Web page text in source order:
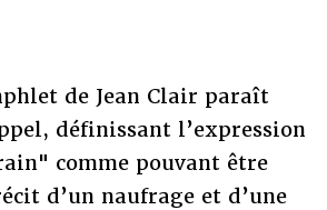
de Jean Clair paraît
définissant l’expression
comme pouvant être
d’un naufrage et d’une